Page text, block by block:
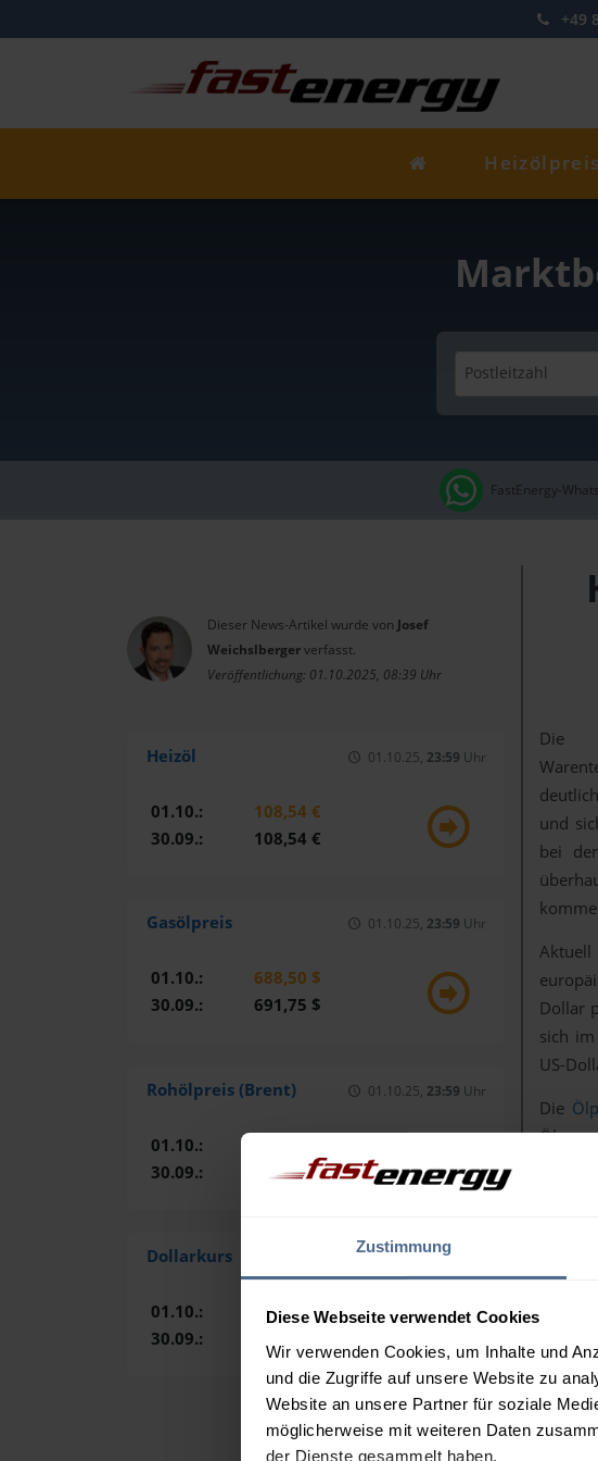
Zustimmung
Diese Webseite verwendet Cookies
Wir verwenden Cookies, um Inhalte und
und die Zugriffe auf unsere Website zu
Website an unsere Partner für soziale
möglicherweise mit weiteren Daten
der Dienste gesammelt haben.
+49
Postleitzahl
FastEnergy-
Dieser News-Artikel wurde von Josef
Weichslbergerverfasst.
Veröffentlichung: 01.10.2025, 08:39 Uhr
Heizöl 01.10.25, 23:59 Uhr
01.10.:
108,54 €
30.09.:
108,54 €
Gasölpreis 01.10.25, 23:59 Uhr
01.10.:
688,50 $
30.09.:
691,75 $
Rohölpreis (Brent) 01.10.25, 23:59 Uhr
01.10.:
30.09.:
67,06 $
Dollarkurs 01.10.25,23:59
01.10.:
0,8525 €
30.09.:
Die
und
bei
Dollar
sich
US-
Die
der
heute
wird
Auf die
die
Hier
Ob